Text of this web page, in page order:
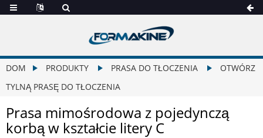
DOM PRODUKTY PRASA DO TŁOCZENIA
OTWÓRZ
TYLNĄ PRASĘ DO TŁOCZENIA
Prasa mimośrodowa z pojedynczą
korbą w kształcie litery C